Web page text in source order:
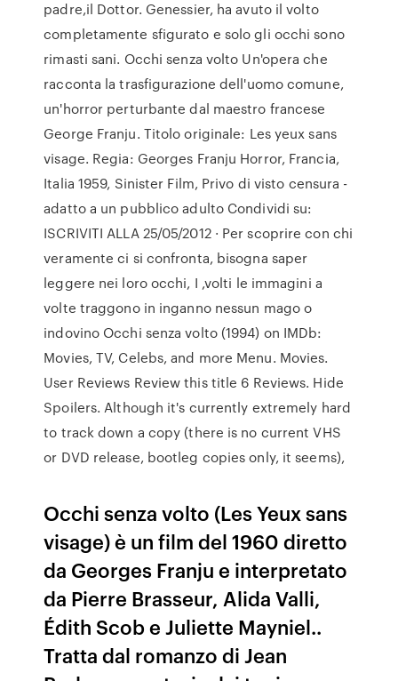
padre,il Dottor. Genessier, ha avuto il volto
completamente sfigurato e solo gli occhi sono
rimasti sani. Occhi senza volto Un'opera che
racconta la trasfigurazione dell'uomo comune,
un'horror perturbante dal maestro francese
George Franju. Titolo originale: Les yeux sans
visage. Regia: Georges Franju Horror, Francia,
Italia 1959, Sinister Film, Privo di visto censura -
adatto a un pubblico adulto Condividi su:
ISCRIVITI ALLA 25/05/2012 · Per scoprire con chi
veramente ci si confronta, bisogna saper
leggere nei loro occhi, I ,volti le immagini a
volte traggono in inganno nessun mago o
indovino Occhi senza volto (1994) on IMDb:
Movies, TV, Celebs, and more Menu. Movies.
User Reviews Review this title 6 Reviews. Hide
Spoilers. Although it's currently extremely hard
to track down a copy (there is no current VHS
or DVD release, bootleg copies only, it seems),
Occhi senza volto (Les Yeux sans
visage) è un film del 1960 diretto
da Georges Franju e interpretato
da Pierre Brasseur, Alida Valli,
Édith Scob e Juliette Mayniel..
Tratta dal romanzo di Jean